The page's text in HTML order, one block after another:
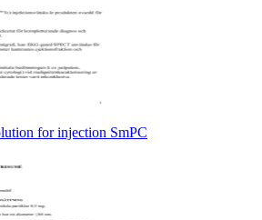
for injection SmPC